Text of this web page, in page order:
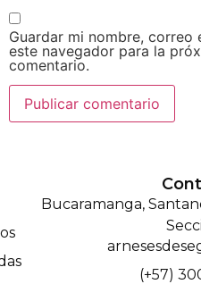
Guardar mi nombre,
este navegador para la
comentario.
Bucaramanga,
(+57)